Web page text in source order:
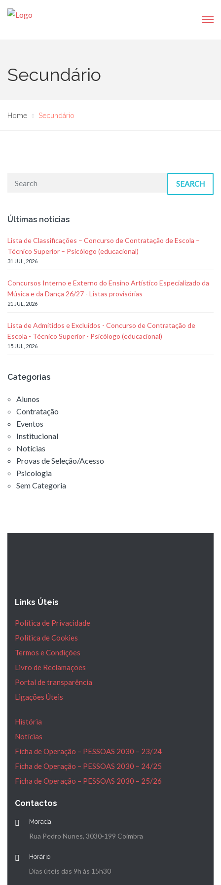
Secundário
Home Secundário
SEARCH
Últimas notícias
Lista de Classificações – Concurso de Contratação de Escola –
Técnico Superior – Psicólogo (educacional)
31 JUL, 2026
Concursos Interno e Externo do Ensino Artístico Especializado da
Música e da Dança 26/27 - Listas provisórias
21 JUL, 2026
Lista de Admitidos e Excluídos - Concurso de Contratação de
Escola - Técnico Superior - Psicólogo (educacional)
15 JUL, 2026
Categorias
Alunos
Contratação
Eventos
Institucional
Notícias
Provas de Seleção/Acesso
Psicologia
Sem Categoria
Links Úteis
Política de Privacidade
Política de Cookies
Termos e Condições
Livro de Reclamações
Portal de transparência
Ligações Úteis
História
Notícias
Ficha de Operação – PESSOAS 2030 – 23/24
Ficha de Operação – PESSOAS 2030 – 24/25
Ficha de Operação – PESSOAS 2030 – 25/26
Contactos
Morada
Rua Pedro Nunes, 3030-199 Coimbra
Horário
Dias úteis das 9h às 15h30